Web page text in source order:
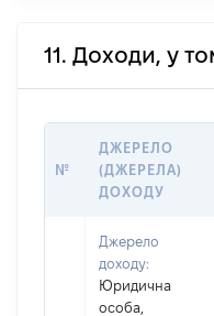
11. Доходи, у
№
ДЖЕРЕЛО
(ДЖЕРЕЛА)
ДОХОДУ
Джерело
доходу:
Юридична
особа,